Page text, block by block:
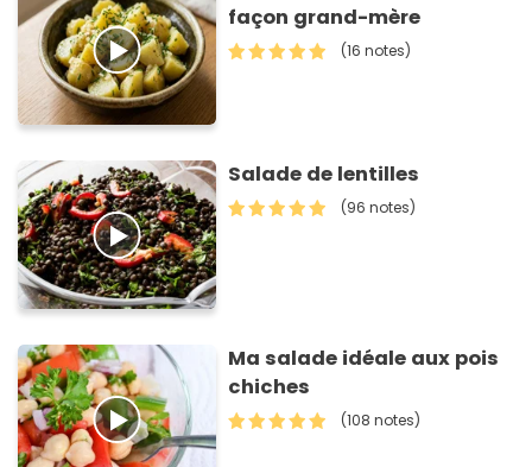
façon grand-mère
(16 notes)
Salade de lentilles
(96 notes)
Ma salade idéale aux pois
chiches
(108 notes)